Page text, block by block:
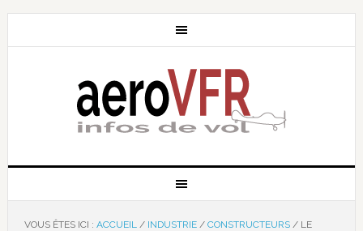
VOUS ÊTES ICI : ACCUEIL / INDUSTRIE / CONSTRUCTEURS /LE